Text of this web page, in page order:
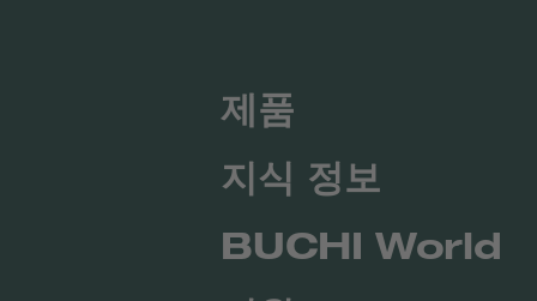
제품
지식 정보
BUCHI World